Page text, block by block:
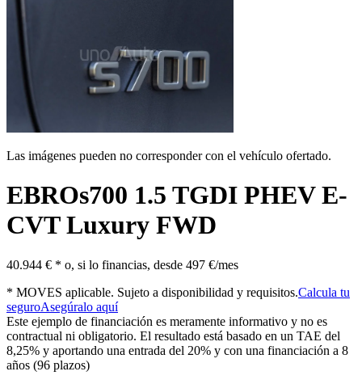
Las imágenes pueden no corresponder con el vehículo ofertado.
EBROs700 1.5 TGDI PHEV E-
CVT Luxury FWD
40.944 € * o, si lo financias, desde 497 €/mes
* MOVES aplicable. Sujeto a disponibilidad y requisitos.Calcula tu
seguroAsegúralo aquí
Este ejemplo de financiación es meramente informativo y no es
contractual ni obligatorio. El resultado está basado en un TAE del
8,25% y aportando una entrada del 20% y con una financiación a 8
años (96 plazos)